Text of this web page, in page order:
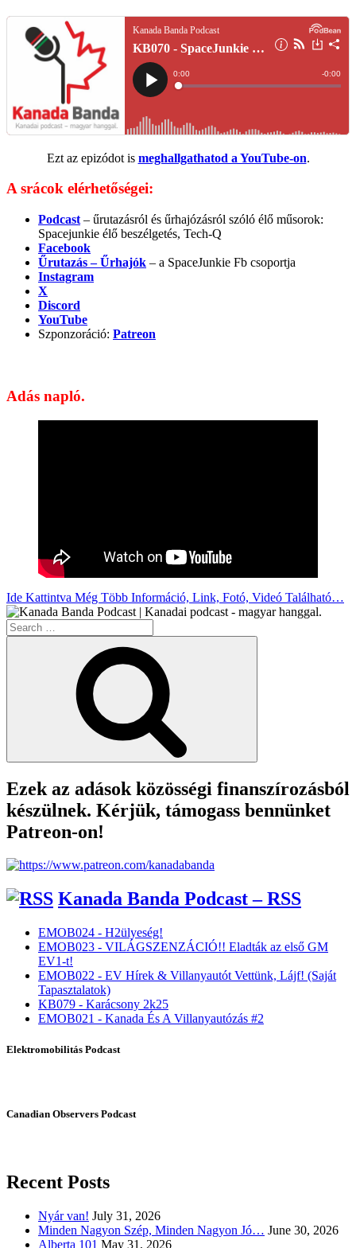
Ezt az epizódot is meghallgathatod a YouTube-on.
A srácok elérhetőségei:
Podcast – űrutazásról és űrhajózásról szóló élő műsorok:
Spacejunkie élő beszélgetés, Tech-Q
Facebook
Űrutazás – Űrhajók – a SpaceJunkie Fb csoportja
Instagram
X
Discord
YouTube
Szponzoráció: Patreon
Adás napló.
Ide Kattintva Még Több Információ, Link, Fotó, Videó Található…
Search
for:
Ezek az adások közösségi finanszírozásból
készülnek. Kérjük, támogass bennünket
Patreon-on!
Kanada Banda Podcast – RSS
EMOB024 - H2ülyeség!
EMOB023 - VILÁGSZENZÁCIÓ!! Eladták az első GM
EV1-t!
EMOB022 - EV Hírek & Villanyautót Vettünk, Lájf! (Saját
Tapasztalatok)
KB079 - Karácsony 2k25
EMOB021 - Kanada És A Villanyautózás #2
Elektromobilitás Podcast
Canadian Observers Podcast
Recent Posts
Nyár van! July 31, 2026
Minden Nagyon Szép, Minden Nagyon Jó… June 30, 2026
Alberta 101 May 31, 2026